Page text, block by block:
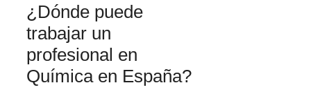
¿Dónde puede
trabajar un
profesional en
Química en España?